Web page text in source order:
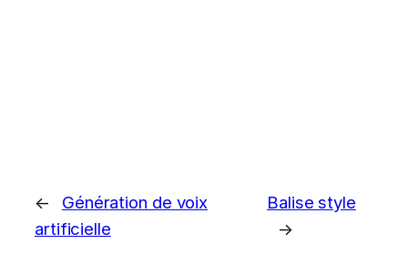
←
Génération de voix
artificielle
Balise style
→